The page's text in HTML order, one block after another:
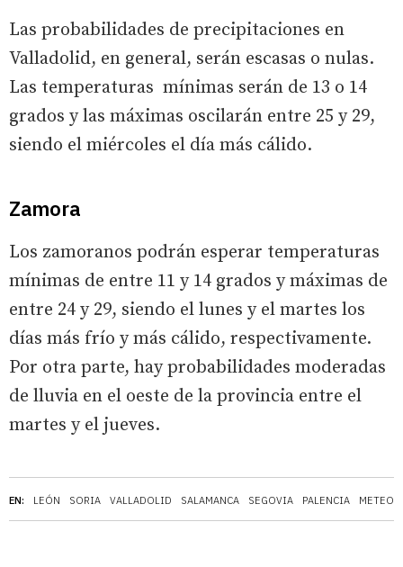
EN: LEÓN SORIA VALLADOLID SALAMANCA SEGOVIA PALENCIA
Las probabilidades de precipitaciones en
Valladolid, en general, serán escasas o nulas.
Las temperaturas mínimas serán de 13 o 14
grados y las máximas oscilarán entre 25 y 29,
siendo el miércoles el día más cálido.
Zamora
Los zamoranos podrán esperar temperaturas
mínimas de entre 11 y 14 grados y máximas de
entre 24 y 29, siendo el lunes y el martes los
días más frío y más cálido, respectivamente.
Por otra parte, hay probabilidades moderadas
de lluvia en el oeste de la provincia entre el
martes y el jueves.